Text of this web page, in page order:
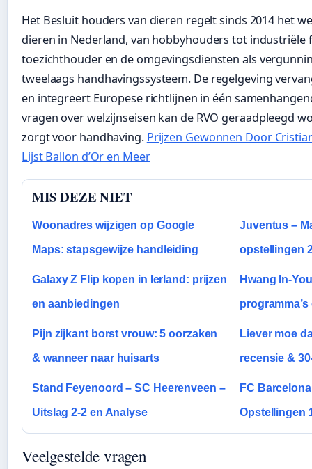
Het Besluit houders van dieren regelt sinds 2014 het
dieren in Nederland, van hobbyhouders tot industriële
toezichthouder en de omgevingsdiensten als
tweelaags handhavingssysteem. De regelgeving
en integreert Europese richtlijnen in één
vragen over welzijnseisen kan de RVO geraadpleegd
zorgt voor handhaving. Prijzen Gewonnen Door
Lijst Ballon d’Or en Meer
MIS DEZE NIET
Woonadres wijzigen op Google
Maps: stapsgewijze handleiding
Juventus –
opstellingen
Galaxy Z Flip kopen in Ierland: prijzen
en aanbiedingen
Hwang In-
programma’s
Pijn zijkant borst vrouw: 5 oorzaken
& wanneer naar huisarts
Liever moe
recensie &
Stand Feyenoord – SC Heerenveen –
Uitslag 2-2 en Analyse
FC
Opstellingen
Veelgestelde vragen